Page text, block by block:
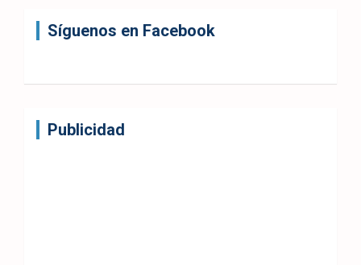
Síguenos en Facebook
Publicidad